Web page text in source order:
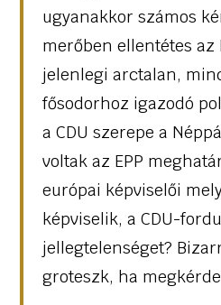
ugyanakkor számos
merőben ellentétes az
jelenlegi arctalan,
fősodorhoz igazodó
a CDU szerepe a
voltak az EPP
európai képviselői
képviselik, a CDU-
jellegtelenséget?
groteszk, ha